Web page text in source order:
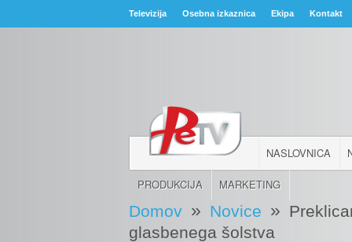
Televizija Osebna izkaznica Ekipa Kontakt
NASLOVNICA
PRODUKCIJA MARKETING
Domov » Novice »
glasbenega šolstva